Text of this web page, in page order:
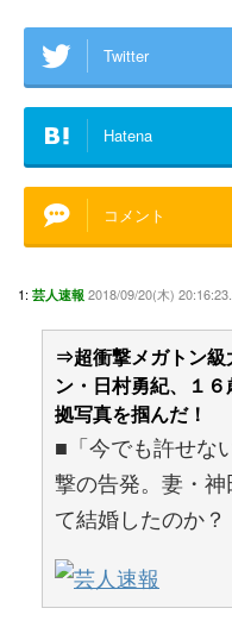
Twitter
Hatena
コメント
1: 芸人速報 2018/09/20(木)
⇒超衝撃メガトン級
ン・日村勇紀、１
拠写真を掴んだ！
■「今でも許せな
撃の告発。妻・
て結婚したのか？